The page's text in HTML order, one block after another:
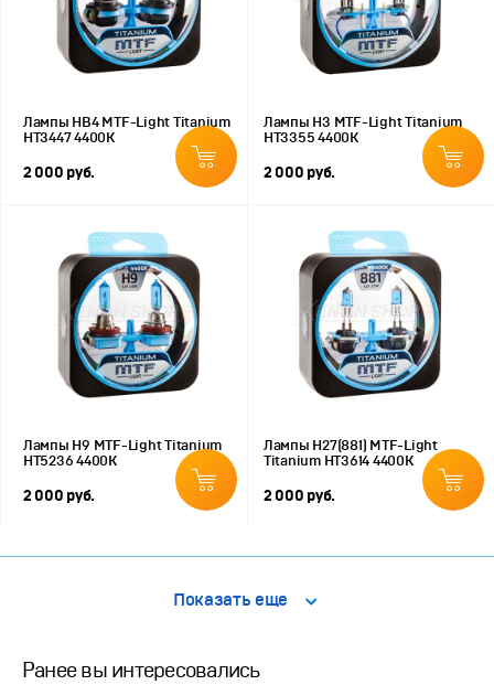
Лампы HB4 MTF-Light Titanium
HT3447 4400K
2 000 руб.
Лампы H3 MTF-Light Titanium
HT3355 4400K
2 000 руб.
Лампы H9 MTF-Light Titanium
HT5236 4400K
2 000 руб.
Лампы H27(881) MTF-Light
Titanium HT3614 4400K
2 000 руб.
Показать еще
Ранее вы интересовались